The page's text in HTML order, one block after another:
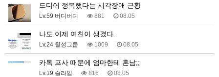
드디어 정복했다는 시각장애 근황
Lv.59 버디버디 881 08.05
나도 이제 여친이 생겼다.
Lv.24 칠성그룹 1009 08.05
카톡 프사 때문에 엄마한테 혼남;;
Lv.19 슬라임 816 08.05